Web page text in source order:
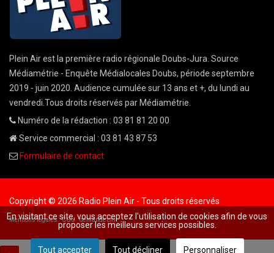
Plein Air est la première radio régionale Doubs-Jura. Source
Médiamétrie - Enquête Médialocales Doubs, période septembre
2019 - juin 2020. Audience cumulée sur 13 ans et +, du lundi au
vendredi.Tous droits réservés par Médiamétrie.
Numéro de la rédaction : 03 81 81 20 00
Service commercial : 03 81 43 87 53
Formulaire de contact
Copyright © 2026 Radio Plein Air - Tous droits réservés
Mentions légales CGU demande cnil
En visitant ce site, vous acceptez l'utilisation de cookies afin de vous
proposer les meilleurs services possibles.
Tout accepter Tout décliner Personnaliser